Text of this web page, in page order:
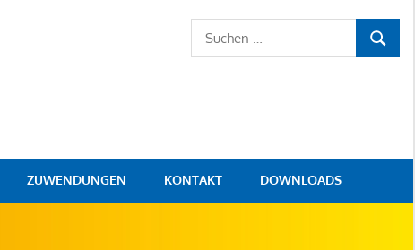
Suchen
nach:
ZUWENDUNGEN KONTAKT DOWNLOADS